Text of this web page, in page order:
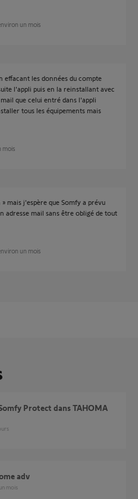
un mois
effacant les données du compte
l'appli puis en la reinstallant avec
que celui entré dans l'appli
tous les équipements mais
mois
» mais j'espère que Somfy a prévu
adresse mail sans être obligé de tout
un mois
adv
mois